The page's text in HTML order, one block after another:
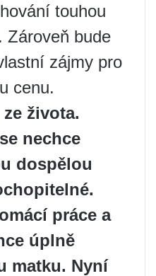
touhou
Zároveň bude
zájmy pro
cenu.
života.
nechce
dospělou
práce a
úplně
matku. Nyní